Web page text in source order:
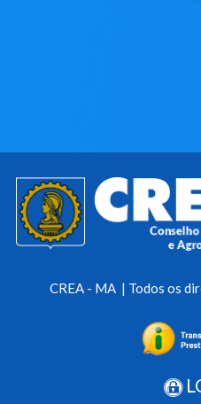
CREA - MA | Todos os